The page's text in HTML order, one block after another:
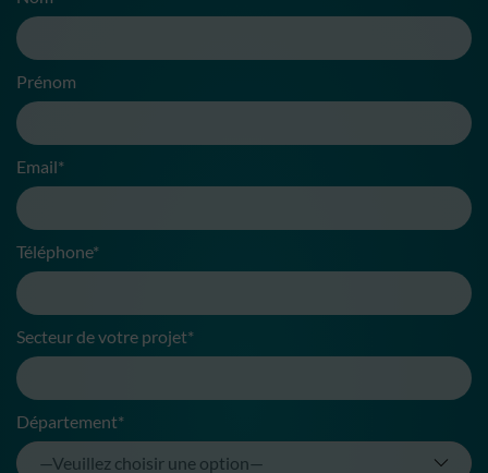
Prénom
Email*
Téléphone*
Secteur de votre projet*
Département*